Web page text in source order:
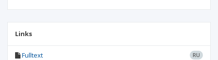
Links
Fulltext RU